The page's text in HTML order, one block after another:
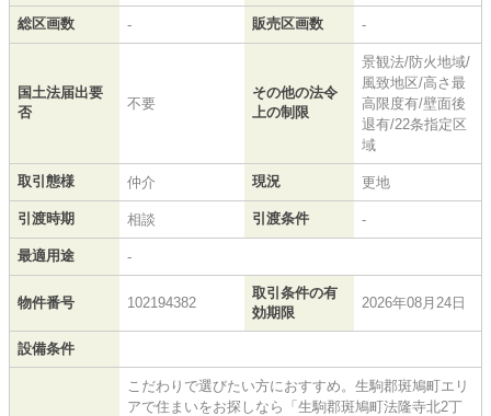
総区画数 - 販売区画数 -
国土法届出要
否
不要
その他の法令
上の制限
景観法/防火地域/
風致地区/高さ最
高限度有/壁面後
退有/22条指定区
域
取引態様 仲介 現況 更地
引渡時期 相談 引渡条件 -
最適用途 -
物件番号 102194382
取引条件の有
効期限
2026年08月24日
設備条件
こだわりで選びたい方におすすめ。生駒郡斑鳩町エリ
アで住まいをお探しなら「生駒郡斑鳩町法隆寺北2丁